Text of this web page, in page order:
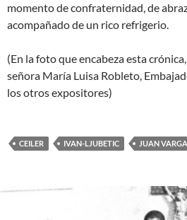
momento de confraternidad, de
acompañado de un rico refrigerio.
(En la foto que encabeza esta
señora María Luisa Robleto,
los otros expositores)
CEILER IVAN-LJUBETIC JUAN